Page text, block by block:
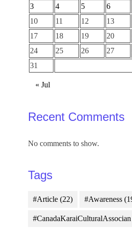
3
4 5 6
10
11 12 13
17
18 19 20
24
25 26 27
31
« Jul
Recent Comments
No comments to show.
Tags
#Article(22) #Awareness
#CanadaKaraiCulturalAssocian